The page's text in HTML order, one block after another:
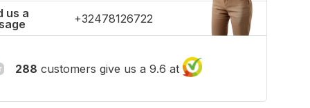
us a
+32478126722
288 customers give us a 9.6 at